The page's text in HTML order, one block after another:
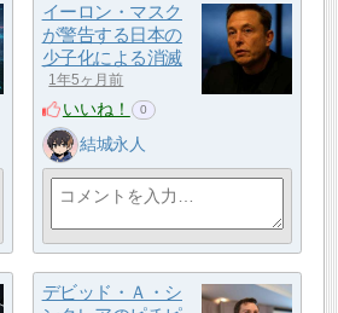
イーロン・マスク
が警告する日本の
少子化による消滅
1年5ヶ月前
いいね！ 0
結城永人
デビッド・Ａ・シ